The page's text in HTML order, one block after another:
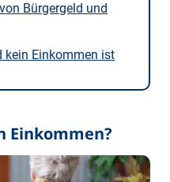
Bürgergeld und
kein Einkommen ist
Einkommen?